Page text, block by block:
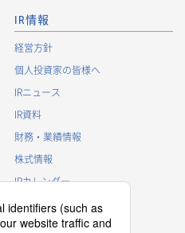
のため
は法的権限のある当局の法令に
た対応
は法的権限のある当局の法令に
た対応
IR情報
経営方針
個人投資家の皆様へ
IRニュース
IR資料
財務・業績情報
株式情報
IRカレンダー
IRに関するよくあるご質問
IRポリシー